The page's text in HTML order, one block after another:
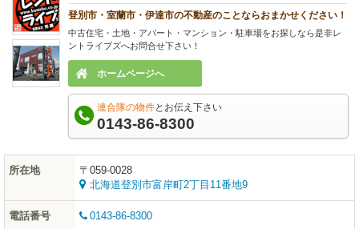
登別市・室蘭市・伊達市の不動産のことならおまかせください！
中古住宅・土地・アパート・マンション・駐車場をお探しなら是非レ
ントライブズへお問合せ下さい！
ホームページへ
連合隊の物件とお伝え下さい
0143-86-8300
所在地
〒059-0028
北海道登別市富岸町2丁目11番地9
電話番号 0143-86-8300